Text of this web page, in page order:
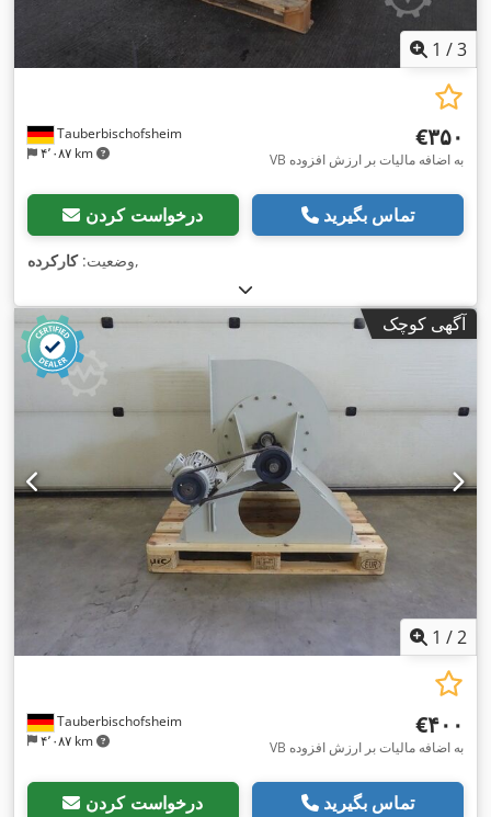
1 /3
Tauberbischofsheim
۴٬۰۸۷ km
‎€۳۵۰
VB به اضافه مالیات بر ارزش افزوده
درخواست کردن تماس بگیرید
وضعیت:کارکرده ,
آگهی کوچک
1 /2
Tauberbischofsheim
۴٬۰۸۷ km
‎€۴۰۰
VB به اضافه مالیات بر ارزش افزوده
درخواست کردن تماس بگیرید